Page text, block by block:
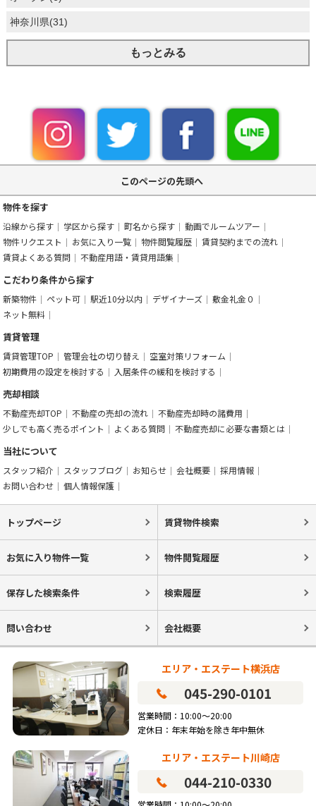
神奈川県(31)
もっとみる
このページの先頭へ
物件を探す
沿線から探す 学区から探す 町名から探す
動画でルームツアー
物件リクエスト
お気に入り一覧 物件閲覧履歴
賃貸契約までの流れ
賃貸よくある質問
不動産用語・賃貸用語集
こだわり条件から探す
新築物件 ペット可 駅近10分以内 デザイナーズ
敷金礼金０
ネット無料
賃貸管理
賃貸管理TOP 管理会社の切り替え
空室対策リフォーム
初期費用の設定を検討する
入居条件の緩和を検討する
売却相談
不動産売却TOP 不動産の売却の流れ
不動産売却時の諸費用
少しでも高く売るポイント
よくある質問 不動産売却に必要な書類とは
当社について
スタッフ紹介 スタッフブログ お知らせ 会社概要
採用情報
お問い合わせ
個人情報保護
トップページ 賃貸物件検索
お気に入り物件一覧 物件閲覧履歴
保存した検索条件 検索履歴
問い合わせ 会社概要
エリア・エステート横浜店
045-290-0101
営業時間：10:00～20:00
定休日：年末年始を除き年中無休
エリア・エステート川崎店
044-210-0330